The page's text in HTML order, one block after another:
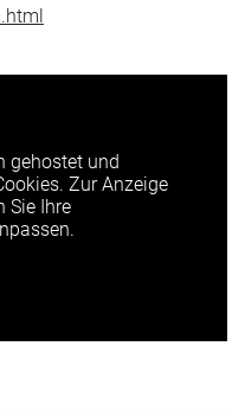
gehostet und
Zur Anzeige
Sie Ihre